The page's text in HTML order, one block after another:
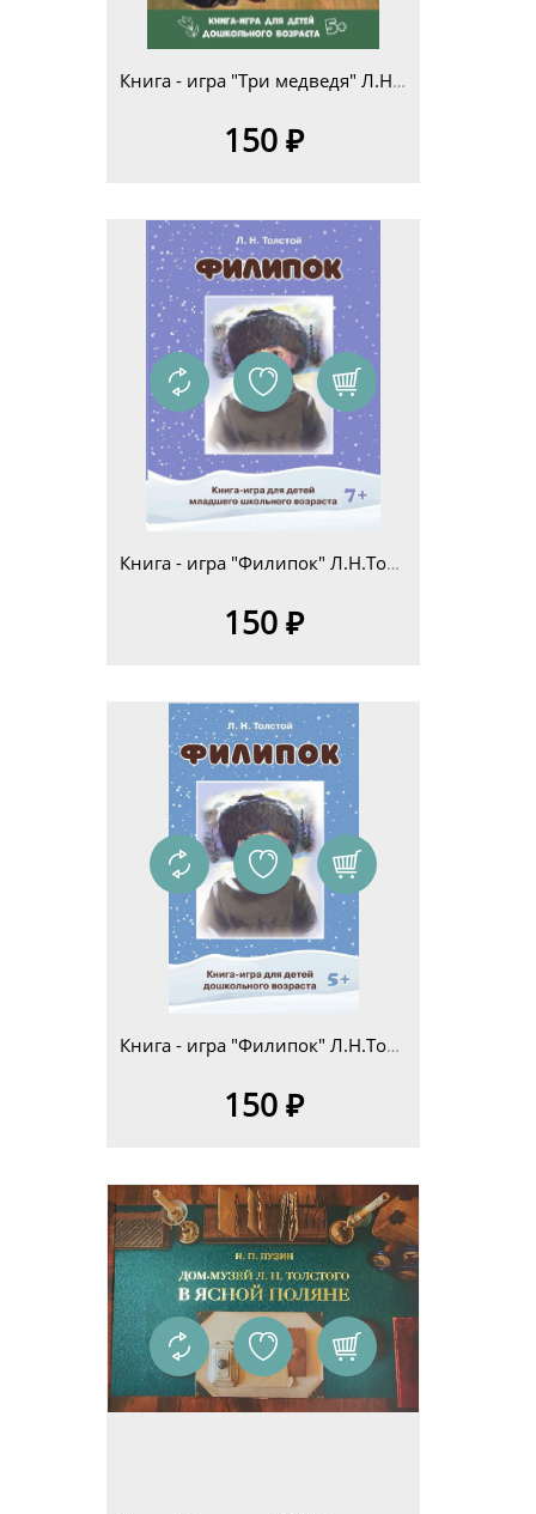
Книга - игра "Три медведя" Л.Н.Толстой для детей дошкольного возраста 5+
150 ₽
Книга - игра "Филипок" Л.Н.Толстой для детей младшего школьного возраста 7+
150 ₽
Книга - игра "Филипок" Л.Н.Толстой для детей дошкольного возраста 5+
150 ₽